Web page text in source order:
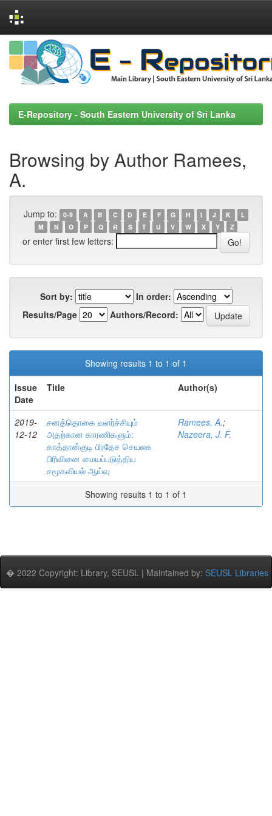
Skip
navigation
E-Repository - South Eastern University of Sri Lanka
Browsing by Author Ramees,
A.
Jump to: 0-9 A B C D E F G H I J K
L
M
N O P Q R S T U V W X Y Z
or enter first few letters:
Sort by:
In order:
Results/Page
Authors/Record:
Showing results 1 to 1 of 1
Issue
Date
Title Author(s)
2019-
12-12
சனத்தொகை வளர்ச்சியும்
அதற்கான காரணிகளும்:
காத்தான்குடி பிரதேச செயலக
பிரிவினை மையப்படுத்திய
சமூகவியல் ஆய்வு
Ramees, A.;
Nazeera, J. F.
Showing results 1 to 1 of 1
� 2022 Copyright: Library, SEUSL | Maintained by: SEUSL Libraries